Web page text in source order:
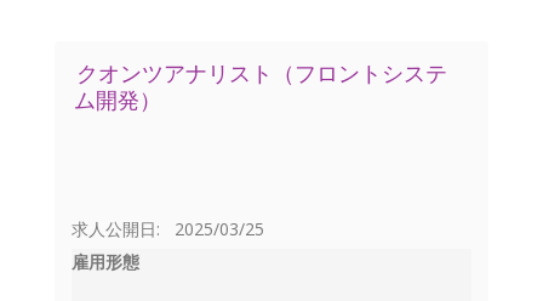
クオンツアナリスト（フロントシステ
ム開発）
求人公開日: 2025/03/25
雇用形態